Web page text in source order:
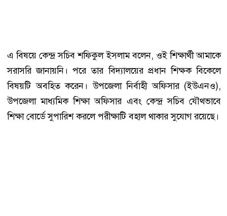
এ বিষয়ে কেন্দ্র সচিব শফিকুল ইসলাম বলেন, ওই শিক্ষার্থী আমাকে
সরাসরি জানায়নি। পরে তার বিদ্যালয়ের প্রধান শিক্ষক বিকেলে
বিষয়টি অবহিত করেন। উপজেলা নির্বাহী অফিসার (ইউএনও),
উপজেলা মাধ্যমিক শিক্ষা অফিসার এবং কেন্দ্র সচিব যৌথভাবে
শিক্ষা বোর্ডে সুপারিশ করলে পরীক্ষাটি বহাল থাকার সুযোগ রয়েছে।